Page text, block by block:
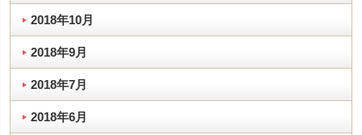
2018年10月
2018年9月
2018年7月
2018年6月